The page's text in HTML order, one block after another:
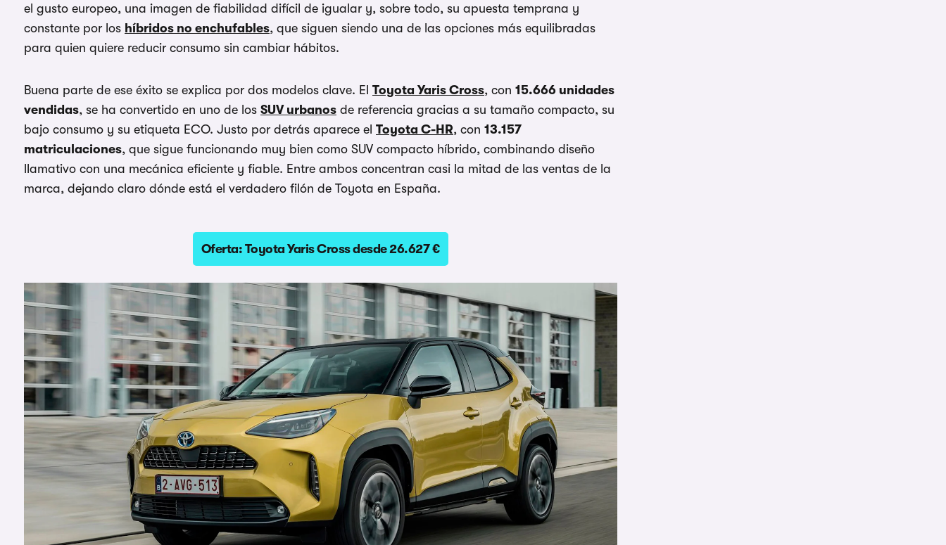
el gusto europeo, una imagen de fiabilidad difícil de igualar y, sobre todo, su apuesta temprana y
constante por los híbridos no enchufables, que siguen siendo una de las opciones más equilibradas
para quien quiere reducir consumo sin cambiar hábitos.
Buena parte de ese éxito se explica por dos modelos clave. El Toyota Yaris Cross, con 15.666 unidades
vendidas, se ha convertido en uno de los SUV urbanos de referencia gracias a su tamaño compacto, su
bajo consumo y su etiqueta ECO. Justo por detrás aparece el Toyota C-HR, con 13.157
matriculaciones, que sigue funcionando muy bien como SUV compacto híbrido, combinando diseño
llamativo con una mecánica eficiente y fiable. Entre ambos concentran casi la mitad de las ventas de la
marca, dejando claro dónde está el verdadero filón de Toyota en España.
Oferta: Toyota Yaris Cross desde 26.627 €